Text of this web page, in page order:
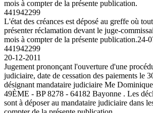
mois à compter de la présente publication.
441942299
L'état des créances est déposé au greffe où
présenter réclamation devant le juge-
mois à compter de la présente publication.24-
441942299
20-12-2011
Jugement prononçant l'ouverture d'une
judiciaire, date de cessation des paiements le
désignant mandataire judiciaire Me
49ÈME - BP 8278 - 64182 Bayonne . Les
sont à déposer au mandataire judiciaire dans